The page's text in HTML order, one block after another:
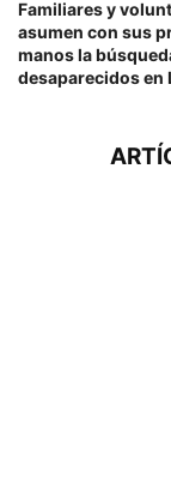
Familiares y
asumen con sus
manos la
desaparecidos en